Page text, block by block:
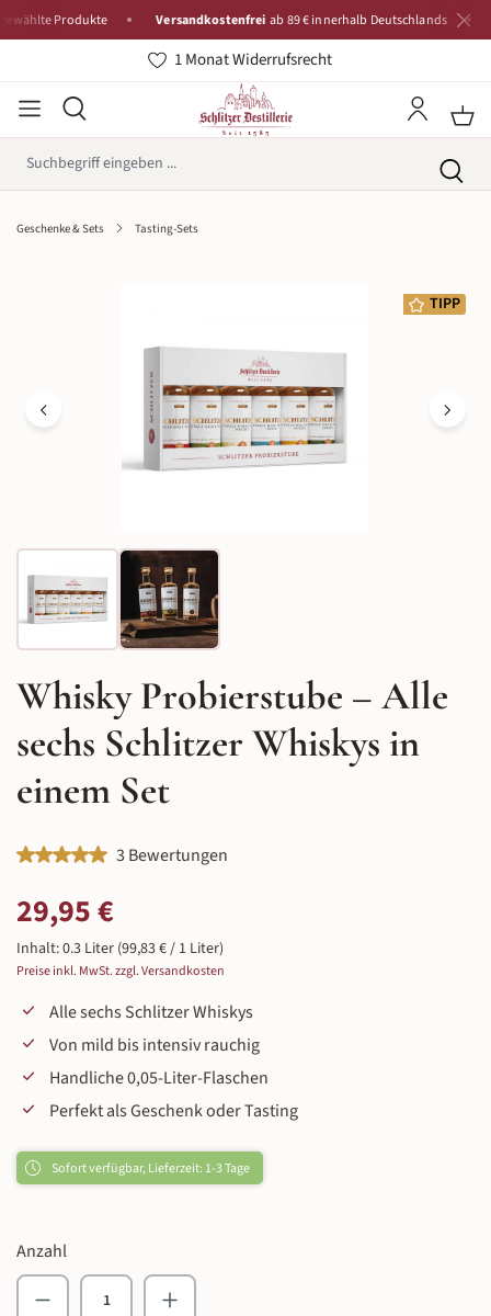
Produkte Versandkostenfrei ab 89 € innerhalb Deutschlands
1 Monat Widerrufsrecht
Geschenke & Sets Tasting-Sets
TIPP
Whisky Probierstube – Alle
sechs Schlitzer Whiskys in
einem Set
Durchschnittliche Bewertung von 5 von 5 Sternen
3 Bewertungen
Regulärer Preis:
29,95 €
Inhalt:0.3 Liter (99,83 € / 1 Liter)
Preise inkl. MwSt. zzgl. Versandkosten
Alle sechs Schlitzer Whiskys
Von mild bis intensiv rauchig
Handliche 0,05-Liter-Flaschen
Perfekt als Geschenk oder Tasting
Sofort verfügbar, Lieferzeit: 1-3 Tage
Anzahl
Produkt Anzahl: Gib den gewünschten Wert